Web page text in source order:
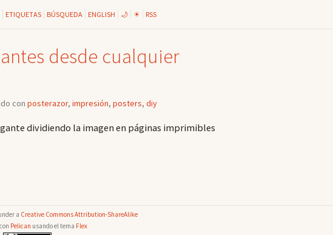
ETIQUETAS BÚSQUEDA ENGLISH 🌙 ☀ RSS
desde cualquier
con posterazor, impresión, posters, diy
dividiendo la imagen en páginas imprimibles
a Creative Commons Attribution-ShareAlike
Pelican usando el tema Flex